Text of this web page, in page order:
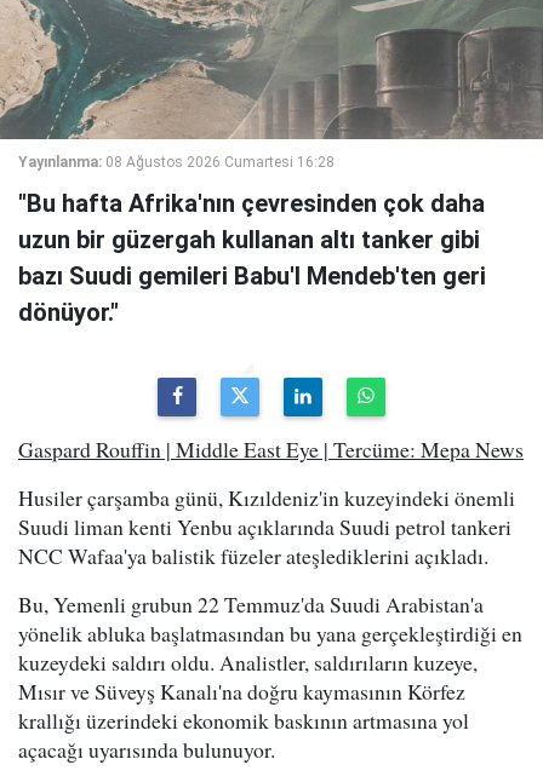
Yayınlanma: 08 Ağustos 2026 Cumartesi 16:28
"Bu hafta Afrika'nın çevresinden çok daha
uzun bir güzergah kullanan altı tanker gibi
bazı Suudi gemileri Babu'l Mendeb'ten geri
dönüyor."
Gaspard Rouffin | Middle East Eye | Tercüme: Mepa News
Husiler çarşamba günü, Kızıldeniz'in kuzeyindeki önemli
Suudi liman kenti Yenbu açıklarında Suudi petrol tankeri
NCC Wafaa'ya balistik füzeler ateşlediklerini açıkladı.
Bu, Yemenli grubun 22 Temmuz'da Suudi Arabistan'a
yönelik abluka başlatmasından bu yana gerçekleştirdiği en
kuzeydeki saldırı oldu. Analistler, saldırıların kuzeye,
Mısır ve Süveyş Kanalı'na doğru kaymasının Körfez
krallığı üzerindeki ekonomik baskının artmasına yol
açacağı uyarısında bulunuyor.